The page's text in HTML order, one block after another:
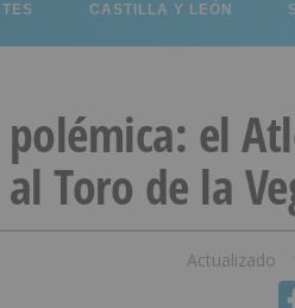
CASTILLA Y LEÓN
el
Toro de la
Actualizado